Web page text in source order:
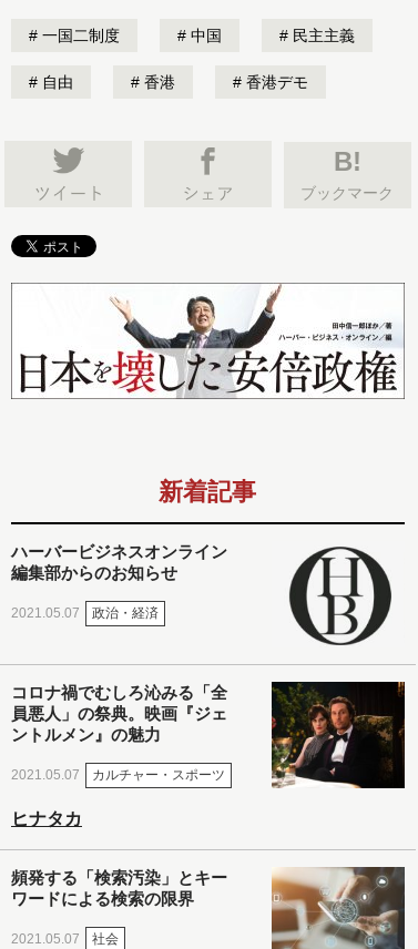
一国二制度 中国 民主主義
自由 香港 香港デモ
B!
ブックマーク
新着記事
ハーバービジネスオンライン
編集部からのお知らせ
2021.05.07 政治・経済
コロナ禍でむしろ沁みる「全
員悪人」の祭典。映画『ジェ
ントルメン』の魅力
2021.05.07 カルチャー・スポーツ
ヒナタカ
頻発する「検索汚染」とキー
ワードによる検索の限界
2021.05.07 社会